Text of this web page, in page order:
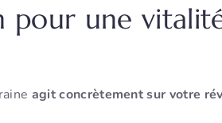
pour une
agit concrètement sur votre